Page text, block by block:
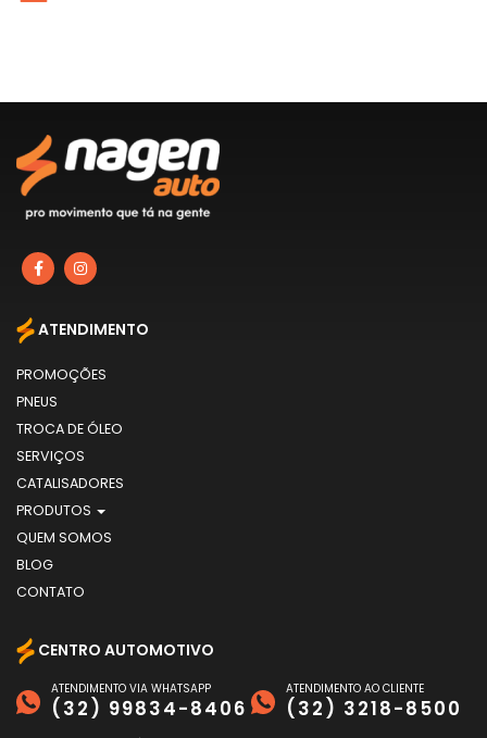
ATENDIMENTO
PROMOÇÕES
PNEUS
TROCA DE ÓLEO
SERVIÇOS
CATALISADORES
PRODUTOS
QUEM SOMOS
BLOG
CONTATO
CENTRO AUTOMOTIVO
ATENDIMENTO VIA WHATSAPP
(32) 99834-8406
ATENDIMENTO AO CLIENTE
(32) 3218-8500